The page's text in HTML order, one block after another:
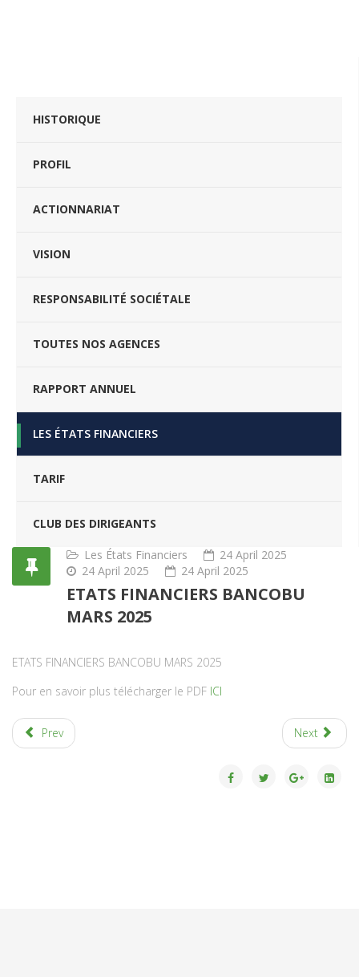
HISTORIQUE
PROFIL
ACTIONNARIAT
VISION
RESPONSABILITÉ SOCIÉTALE
TOUTES NOS AGENCES
RAPPORT ANNUEL
LES ÉTATS FINANCIERS
TARIF
CLUB DES DIRIGEANTS
Les États Financiers
24 April 2025
24 April 2025
24 April 2025
ETATS FINANCIERS BANCOBU
MARS 2025
ETATS FINANCIERS BANCOBU MARS 2025
Pour en savoir plus télécharger le PDF ICI
Prev Next